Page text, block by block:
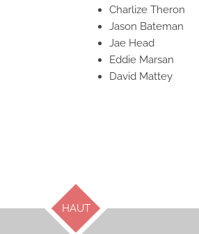
Charlize Theron
Jason Bateman
Jae Head
Eddie Marsan
David Mattey
HAUT